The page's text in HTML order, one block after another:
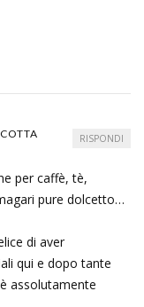
per caffè, tè,
pure dolcetto…
di aver
qui e dopo tante
assolutamente
RISPONDI